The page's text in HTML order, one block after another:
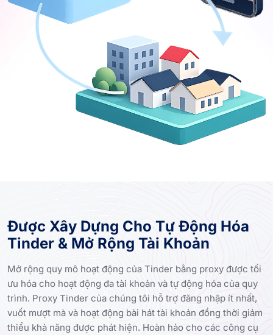
Được Xây Dựng Cho Tự Động Hóa
Tinder & Mở Rộng Tài Khoản
Mở rộng quy mô hoạt động của Tinder bằng proxy được tối
ưu hóa cho hoạt động đa tài khoản và tự động hóa của quy
trình. Proxy Tinder của chúng tôi hỗ trợ đăng nhập ít nhất,
vuốt mượt mà và hoạt động bài hát tài khoản đồng thời giảm
thiểu khả năng được phát hiện. Hoàn hảo cho các công cụ